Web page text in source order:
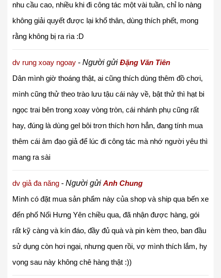
nhu cầu cao, nhiều khi đi công tác một vài tuần, chỉ lo nàng
không giải quyết được lại khổ thân, dùng thích phết, mong
rằng không bị ra rìa :D
dv rung xoay ngoay - Người gửi Đặng Văn Tiên
Dân mình giờ thoáng thật, ai cũng thích dùng thêm đồ chơi,
mình cũng thử theo trào lưu tậu cái này về, bật thử thì hạt bi
ngọc trai bên trong xoay vòng tròn, cái nhánh phụ cũng rất
hay, đúng là dùng gel bôi trơn thích hơn hẳn, đang tính mua
thêm cái âm đạo giả để lúc đi công tác mà nhớ người yêu thì
mang ra sài
dv giả đa năng - Người gửi Anh Chung
Mình có đặt mua sản phẩm này của shop và ship qua bến xe
đến phố Nối Hưng Yên chiều qua, đã nhận được hàng, gói
rất kỹ càng và kín đáo, đầy đủ quà và pin kèm theo, ban đầu
sử dụng còn hơi ngại, nhưng quen rồi, vợ mình thích lắm, hy
vọng sau này không chê hàng thật :))